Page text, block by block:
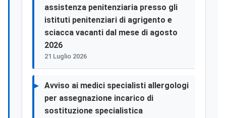
assistenza penitenziaria presso gli
istituti penitenziari di agrigento e
sciacca vacanti dal mese di agosto
2026
21 Luglio 2026
Avviso ai medici specialisti allergologi
per assegnazione incarico di
sostituzione specialistica